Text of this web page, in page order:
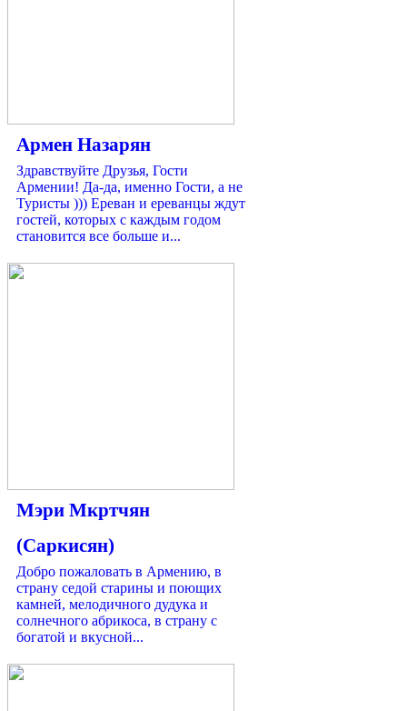
Армен Назарян
Здравствуйте Друзья, Гости
Армении! Да-да, именно Гости, а не
Туристы ))) Ереван и ереванцы ждут
гостей, которых с каждым годом
становится все больше и...
Мэри Мкртчян
(Саркисян)
Добро пожаловать в Армению, в
страну седой старины и поющих
камней, мелодичного дудука и
солнечного абрикоса, в страну с
богатой и вкусной...